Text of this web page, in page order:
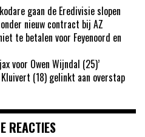
gaan de Eredivisie slopen
nieuw contract bij AZ
te betalen voor Feyenoord en
voor Owen Wijndal (25)’
(18) gelinkt aan overstap
REACTIES